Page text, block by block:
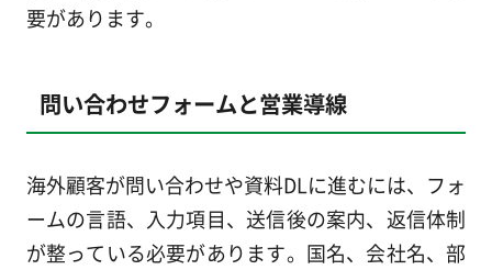
要があります。
問い合わせフォームと営業導線
海外顧客が問い合わせや資料DLに進むには、フォ
ームの言語、入力項目、送信後の案内、返信体制
が整っている必要があります。国名、会社名、部